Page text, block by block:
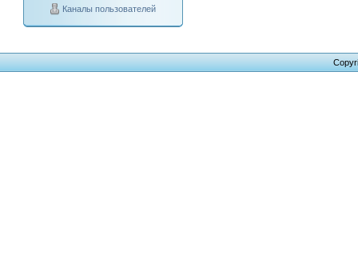
Каналы пользователей